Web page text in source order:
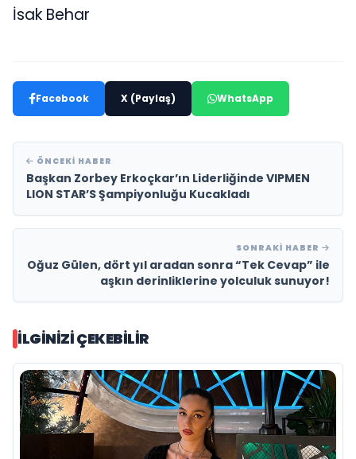
İsak Behar
Facebook X (Paylaş) WhatsApp
ÖNCEKI HABER
Başkan Zorbey Erkoçkar’ın Liderliğinde VIPMEN
LION STAR’S Şampiyonluğu Kucakladı
SONRAKI HABER
Oğuz Gülen, dört yıl aradan sonra “Tek Cevap” ile
aşkın derinliklerine yolculuk sunuyor!
İLGINIZI ÇEKEBILIR